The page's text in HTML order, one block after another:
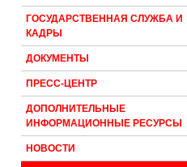
ГОСУДАРСТВЕННАЯ СЛУЖБА И
КАДРЫ
ДОКУМЕНТЫ
ПРЕСС-ЦЕНТР
ДОПОЛНИТЕЛЬНЫЕ
ИНФОРМАЦИОННЫЕ РЕСУРСЫ
НОВОСТИ